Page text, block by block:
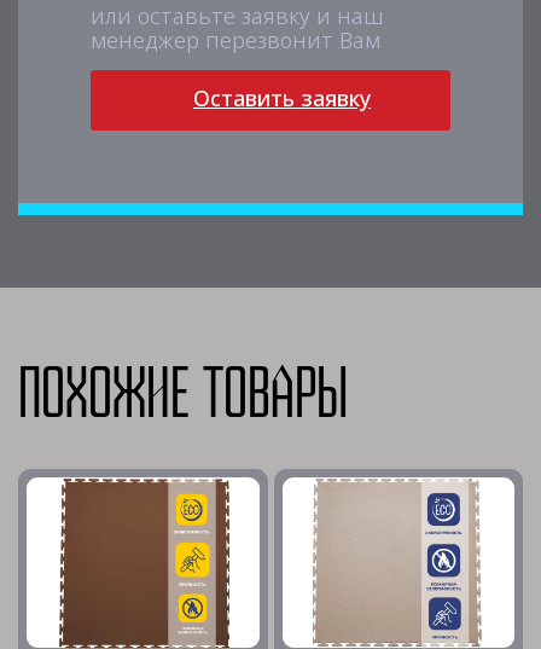
или оставьте заявку и наш
менеджер перезвонит Вам
Оставить заявку
Похожие товары